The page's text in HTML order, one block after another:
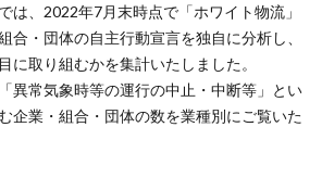
は、2022年7月末時点で「ホワイト物流」
合・団体の自主行動宣言を独自に分析し、
に取り組むかを集計いたしました。
異常気象時等の運行の中止・中断等」とい
企業・組合・団体の数を業種別にご覧いた